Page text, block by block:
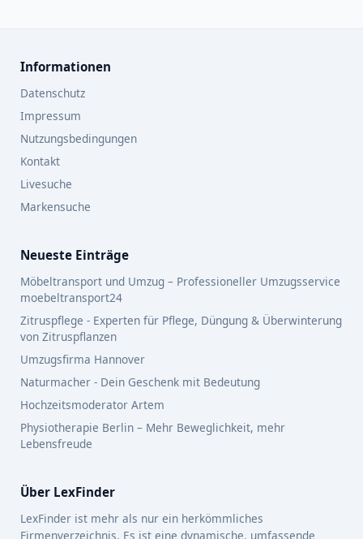
Informationen
Datenschutz
Impressum
Nutzungsbedingungen
Kontakt
Livesuche
Markensuche
Neueste Einträge
Möbeltransport und Umzug – Professioneller Umzugsservice
moebeltransport24
Zitruspflege - Experten für Pflege, Düngung & Überwinterung
von Zitruspflanzen
Umzugsfirma Hannover
Naturmacher - Dein Geschenk mit Bedeutung
Hochzeitsmoderator Artem
Physiotherapie Berlin – Mehr Beweglichkeit, mehr
Lebensfreude
Über LexFinder
LexFinder ist mehr als nur ein herkömmliches
Firmenverzeichnis. Es ist eine dynamische, umfassende